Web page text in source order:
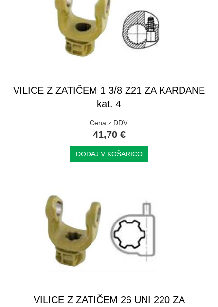
VILICE Z ZATIČEM 1 3/8 Z21 ZA KARDANE
kat. 4
Cena z DDV:
41,70 €
DODAJ V KOŠARICO
VILICE Z ZATIČEM 26 UNI 220 ZA